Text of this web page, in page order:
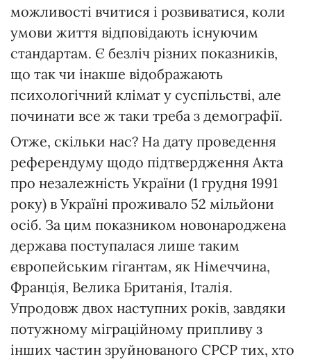
можливості вчитися і розвиватися, коли
умови життя відповідають існуючим
стандартам. Є безліч різних показників,
що так чи інакше відображають
психологічний клімат у суспільстві, але
починати все ж таки треба з демографії.
Отже, скільки нас? На дату проведення
референдуму щодо підтвердження Акта
про незалежність України (1 грудня 1991
року) в Україні проживало 52 мільйони
осіб. За цим показником новонароджена
держава поступалася лише таким
європейським гігантам, як Німеччина,
Франція, Велика Британія, Італія.
Упродовж двох наступних років, завдяки
потужному міграційному припливу з
інших частин зруйнованого СРСР тих, хто